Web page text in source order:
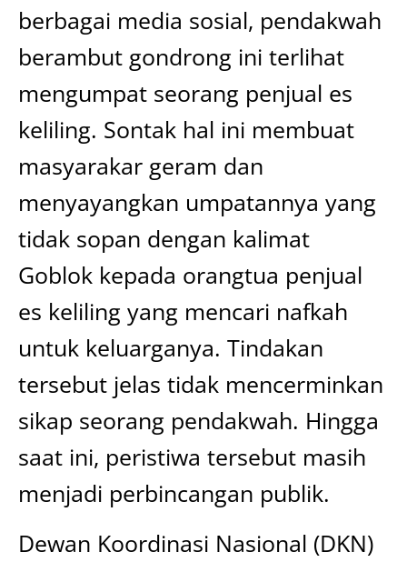
berbagai media sosial, pendakwah
berambut gondrong ini terlihat
mengumpat seorang penjual es
keliling. Sontak hal ini membuat
masyarakar geram dan
menyayangkan umpatannya yang
tidak sopan dengan kalimat
Goblok kepada orangtua penjual
es keliling yang mencari nafkah
untuk keluarganya. Tindakan
tersebut jelas tidak mencerminkan
sikap seorang pendakwah. Hingga
saat ini, peristiwa tersebut masih
menjadi perbincangan publik.
Dewan Koordinasi Nasional (DKN)